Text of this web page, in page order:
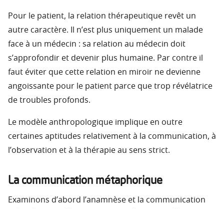
Pour le patient, la relation thérapeutique revêt un
autre caractère. Il n’est plus uniquement un malade
face à un médecin : sa relation au médecin doit
s’approfondir et devenir plus humaine. Par contre il
faut éviter que cette relation en miroir ne devienne
angoissante pour le patient parce que trop révélatrice
de troubles profonds.
Le modèle anthropologique implique en outre
certaines aptitudes relativement à la communication, à
l’observation et à la thérapie au sens strict.
La communication métaphorique
Examinons d’abord l’anamnèse et la communication